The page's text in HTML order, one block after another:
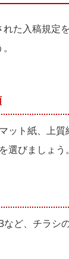
た入稿規定
ット紙、上
選びましょう。
など、チラシ